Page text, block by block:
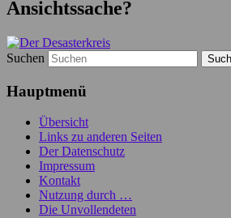
Ansichtssache?
Suchen
Hauptmenü
Übersicht
Links zu anderen Seiten
Der Datenschutz
Impressum
Kontakt
Nutzung durch …
Die Unvollendeten